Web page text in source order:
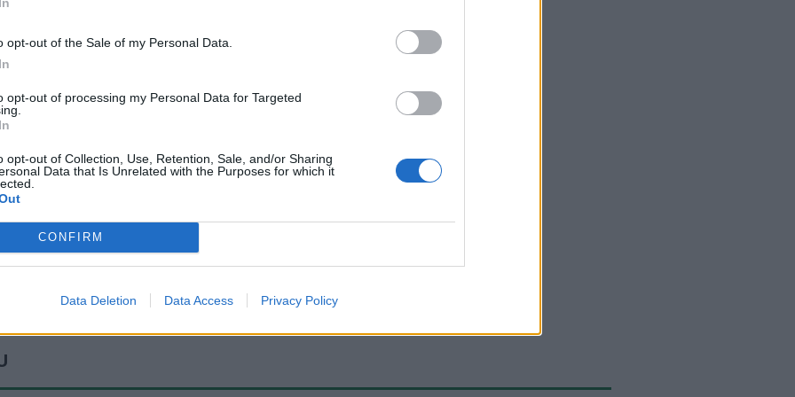
opt-out of the Sale of my Personal Data.
opt-out of processing my Personal Data for Targeted
opt-out of Collection, Use, Retention, Sale, and/or Sharing
Data that Is Unrelated with the Purposes for which it
CONFIRM
Data Deletion Data Access Privacy Policy
Göran Johansson.
67 personer ansökte om att vara med i höstens
vi fortsätter – kanske både vår och höst framöver,
som kommunen erbjuder kostnadsfritt
tips om kost, rörelse och hur man kan stärka sin